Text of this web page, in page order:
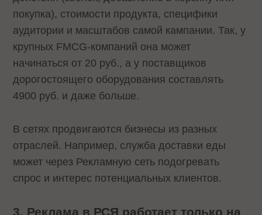
покупка), стоимости продукта, специфики
аудитории и масштабов самой кампании. Так, у
крупных FMCG-компаний она может
начинаться от 20 руб., а у поставщиков
дорогостоящего оборудования составлять
4900 руб. и даже больше.
В сетях продвигаются бизнесы из разных
отраслей. Например, служба доставки еды
может через Рекламную сеть подогревать
спрос и интерес потенциальных клиентов.
3. Реклама в РСЯ работает только на